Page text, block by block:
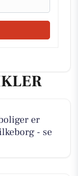
er
- se